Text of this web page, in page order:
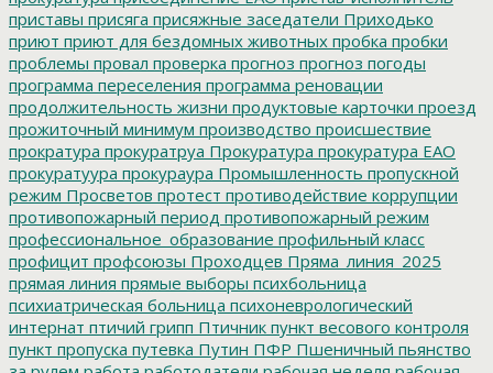
приставы присяга присяжные заседатели Приходько
приют приют для бездомных животных пробка пробки
проблемы провал проверка прогноз прогноз погоды
программа переселения программа реновации
продолжительность жизни продуктовые карточки проезд
прожиточный минимум производство происшествие
прократура прокуратруа Прокуратура прокуратура ЕАО
прокуратуура прокураура Промышленность пропускной
режим Просветов протест противодействие коррупции
противопожарный период противопожарный режим
профессиональное_образование профильный класс
профицит профсоюзы Проходцев Пряма_линия_2025
прямая линия прямые выборы психбольница
психиатрическая больница психоневрологический
интернат птичий грипп Птичник пункт весового контроля
пункт пропуска путевка Путин ПФР Пшеничный пьянство